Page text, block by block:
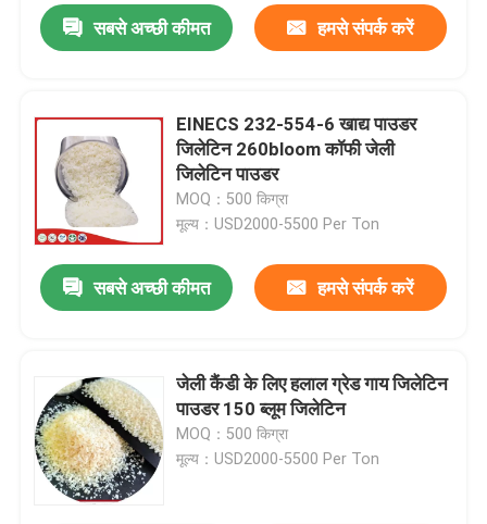
उत्पाद
खाद्य जिलेटिन पाउडर
शुद्ध जिलेटिन पाउडर
हलाल बीफ जिलेटिन
औद्योगिक जिलेटिन पाउडर
तकनीकी जिलेटिन
सबसे अच्छी कीमत हमसे संपर्क करें
EINECS 232-554-6 खाद्य पाउडर
जिलेटिन 260bloom कॉफी जेली
जिलेटिन पाउडर
MOQ：500 किग्रा
मूल्य：USD2000-5500 Per Ton
सबसे अच्छी कीमत हमसे संपर्क करें
जेली कैंडी के लिए हलाल ग्रेड गाय जिलेटिन
पाउडर 150 ब्लूम जिलेटिन
MOQ：500 किग्रा
मूल्य：USD2000-5500 Per Ton